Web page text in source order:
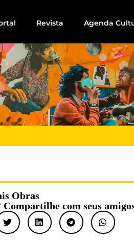
Revista Agenda
Obras
Compartilhe com seus